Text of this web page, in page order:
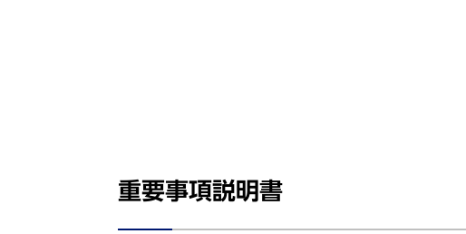
重要事項説明書